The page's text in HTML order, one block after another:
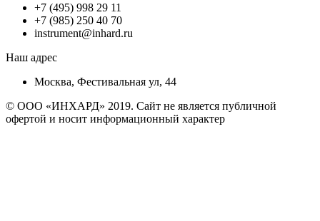
+7 (495) 998 29 11
+7 (985) 250 40 70
instrument@inhard.ru
Наш адрес
Москва, Фестивальная ул, 44
© ООО «ИНХАРД» 2019. Сайт не является публичной
офертой и носит информационный характер